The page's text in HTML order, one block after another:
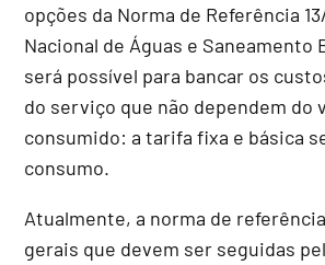
opções da Norma de Referência
Nacional de Águas e Saneamento
será possível para bancar os
do serviço que não dependem do
consumido: a tarifa fixa e básica
consumo.
Atualmente, a norma de
gerais que devem ser seguidas